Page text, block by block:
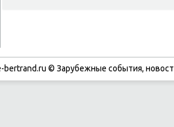
bertrand.ru © Зарубежные события,